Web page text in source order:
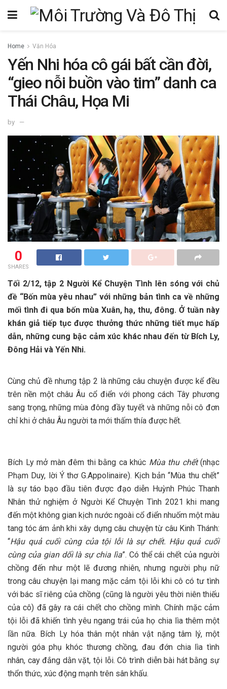
Home Văn Hóa
Yến Nhi hóa cô gái bất cần đời,
“gieo nỗi buồn vào tim” danh ca
Thái Châu, Họa Mi
by
0
SHARES
Tối 2/12, tập 2 Người Kể Chuyện Tình lên sóng với chủ
đề “Bốn mùa yêu nhau” với những bản tình ca về những
mối tình đi qua bốn mùa Xuân, hạ, thu, đông. Ở tuần này
khán giả tiếp tục được thưởng thức những tiết mục hấp
dẫn, những cung bậc cảm xúc khác nhau đến từ Bích Ly,
Đông Hải và Yến Nhi.
Cùng chủ đề nhưng tập 2 là những câu chuyện được kể đều
trên nền một châu Âu cổ điển với phong cách Tây phương
sang trọng, những mùa đông đầy tuyết và những nỗi cô đơn
chỉ khi ở châu Âu người ta mới thấm thía được hết.
Bích Ly mở màn đêm thi bằng ca khúc Mùa thu chết(nhạc
Phạm Duy, lời Ý thơ G.Appolinaire). Kịch bản “Mùa thu chết”
là sự táo bạo đầu tiên được đạo diễn Huỳnh Phúc Thanh
Nhân thử nghiệm ở Người Kể Chuyện Tình 2021 khi mang
đến một không gian kịch nước ngoài cổ điển nhuốm một màu
tang tóc ám ảnh khi xây dựng câu chuyện từ câu Kinh Thánh:
“Hậu quả cuối cùng của tội lỗi là sự chết. Hậu quả cuối
cùng của gian dối là sự chia lìa”. Có thể cái chết của người
chồng đến như một lẽ đương nhiên, nhưng người phụ nữ
trong câu chuyện lại mang mặc cảm tội lỗi khi cô có tư tình
với bác sĩ riêng của chồng (cũng là người yêu thời niên thiếu
của cô) đã gây ra cái chết cho chồng mình. Chính mặc cảm
tội lỗi đã khiến tình yêu ngang trái của họ chia lìa thêm một
lần nữa. Bích Ly hóa thân một nhân vật nặng tâm lý, một
người góa phụ khóc thương chồng, đau đớn chia lìa tình
nhân, cay đắng dằn vặt, tội lỗi. Cô trình diễn bài hát bằng sự
thổn thức, xúc động mạnh trên sân khấu.